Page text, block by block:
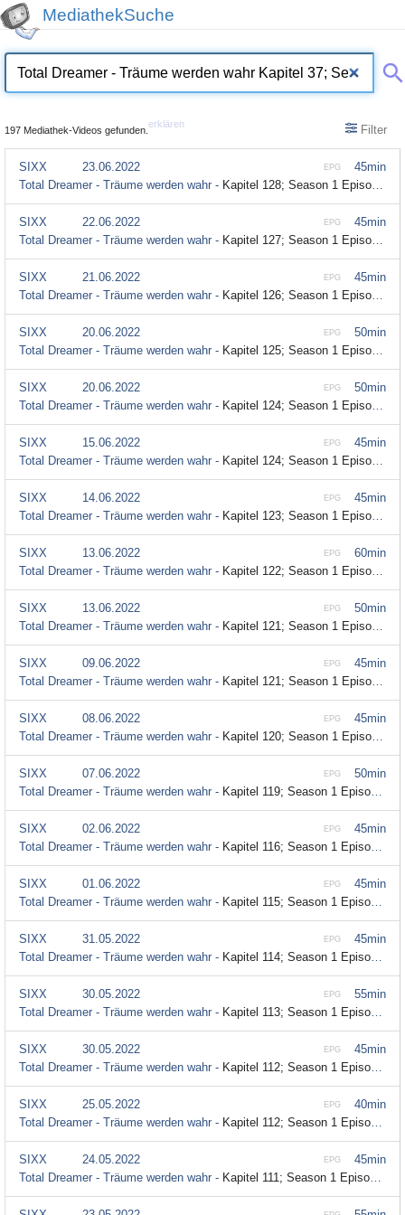
MediathekSuche
197 Mediathek-Videos gefunden.
erklären Filter
45min
EPG
SIXX
23.06.2022
Total Dreamer - Träume werden wahr - Kapitel 128; Season 1 Episode 128
45min
EPG
SIXX
22.06.2022
Total Dreamer - Träume werden wahr - Kapitel 127; Season 1 Episode 127
45min
EPG
SIXX
21.06.2022
Total Dreamer - Träume werden wahr - Kapitel 126; Season 1 Episode 126
50min
EPG
SIXX
20.06.2022
Total Dreamer - Träume werden wahr - Kapitel 125; Season 1 Episode 125
50min
EPG
SIXX
20.06.2022
Total Dreamer - Träume werden wahr - Kapitel 124; Season 1 Episode 124
45min
EPG
SIXX
15.06.2022
Total Dreamer - Träume werden wahr - Kapitel 124; Season 1 Episode 124
45min
EPG
SIXX
14.06.2022
Total Dreamer - Träume werden wahr - Kapitel 123; Season 1 Episode 123
60min
EPG
SIXX
13.06.2022
Total Dreamer - Träume werden wahr - Kapitel 122; Season 1 Episode 122
50min
EPG
SIXX
13.06.2022
Total Dreamer - Träume werden wahr - Kapitel 121; Season 1 Episode 121
45min
EPG
SIXX
09.06.2022
Total Dreamer - Träume werden wahr - Kapitel 121; Season 1 Episode 121
45min
EPG
SIXX
08.06.2022
Total Dreamer - Träume werden wahr - Kapitel 120; Season 1 Episode 120
50min
EPG
SIXX
07.06.2022
Total Dreamer - Träume werden wahr - Kapitel 119; Season 1 Episode 119
45min
EPG
SIXX
02.06.2022
Total Dreamer - Träume werden wahr - Kapitel 116; Season 1 Episode 116
45min
EPG
SIXX
01.06.2022
Total Dreamer - Träume werden wahr - Kapitel 115; Season 1 Episode 115
45min
EPG
SIXX
31.05.2022
Total Dreamer - Träume werden wahr - Kapitel 114; Season 1 Episode 114
55min
EPG
SIXX
30.05.2022
Total Dreamer - Träume werden wahr - Kapitel 113; Season 1 Episode 113
45min
EPG
SIXX
30.05.2022
Total Dreamer - Träume werden wahr - Kapitel 112; Season 1 Episode 112
40min
EPG
SIXX
25.05.2022
Total Dreamer - Träume werden wahr - Kapitel 112; Season 1 Episode 112
45min
EPG
SIXX
24.05.2022
Total Dreamer - Träume werden wahr - Kapitel 111; Season 1 Episode 111